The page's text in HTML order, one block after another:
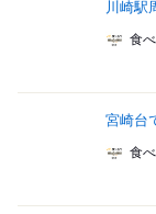
川崎駅
食
宮崎台
食